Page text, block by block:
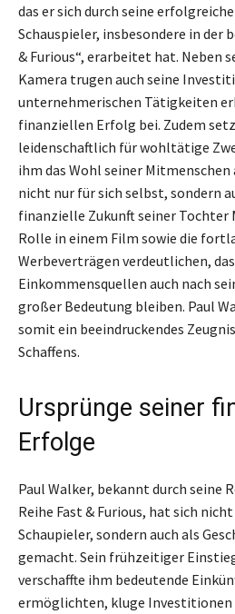
das er sich durch seine
Schauspieler, insbesondere in der
& Furious“, erarbeitet hat. Neben
Kamera trugen auch seine
unternehmerischen Tätigkeiten
finanziellen Erfolg bei. Zudem
leidenschaftlich für wohltätige
ihm das Wohl seiner
nicht nur für sich selbst, sondern
finanzielle Zukunft seiner Tochter
Rolle in einem Film sowie die
Werbeverträgen verdeutlichen,
Einkommensquellen auch nach
großer Bedeutung bleiben. Paul
somit ein beeindruckendes
Schaffens.
Ursprünge seiner
Erfolge
Paul Walker, bekannt durch seine
Reihe Fast & Furious, hat sich
Schaupieler, sondern auch als
gemacht. Sein frühzeitiger
verschaffte ihm bedeutende
ermöglichten, kluge Investitionen